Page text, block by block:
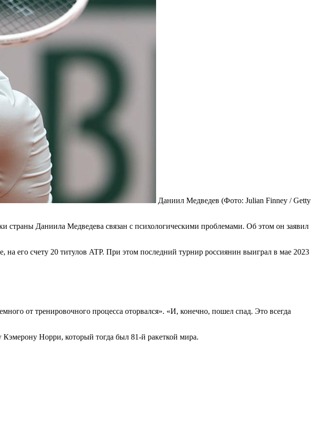
Даниил Медведев (Фото: Julian Finney / Getty
Даниила Медведева связан с психологическими проблемами. Об этом он заявил
его счету 20 титулов ATP. При этом последний турнир россиянин выиграл в мае 2023
от тренировочного процесса оторвался». «И, конечно, пошел спад. Это всегда
Норри, который тогда был 81-й ракеткой мира.